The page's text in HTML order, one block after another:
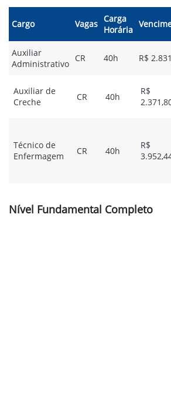
Cargo Vagas Carga
Horária
Auxiliar
Administrativo
CR 40h R$
Auxiliar de
Creche
CR 40h
R$
Técnico de
Enfermagem
CR 40h
R$
Nível Fundamental Completo